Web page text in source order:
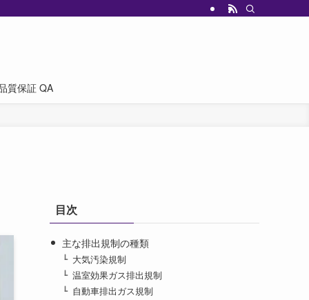
質保証 QA
目次
主な排出規制の種類
大気汚染規制
温室効果ガス排出規制
自動車排出ガス規制